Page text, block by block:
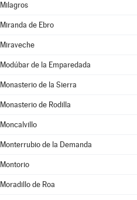
Milagros
Miranda de Ebro
Miraveche
Modúbar de la Emparedada
Monasterio de la Sierra
Monasterio de Rodilla
Moncalvillo
Monterrubio de la Demanda
Montorio
Moradillo de Roa